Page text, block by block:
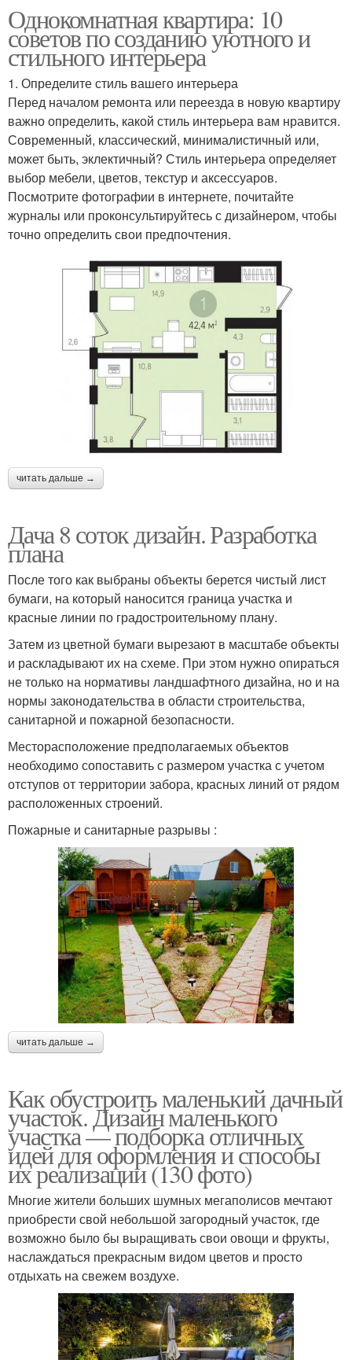
Однокомнатная квартира: 10
советов по созданию уютного и
стильного интерьера
1. Определите стиль вашего интерьера
Перед началом ремонта или переезда в новую квартиру
важно определить, какой стиль интерьера вам нравится.
Современный, классический, минималистичный или,
может быть, эклектичный? Стиль интерьера определяет
выбор мебели, цветов, текстур и аксессуаров.
Посмотрите фотографии в интернете, почитайте
журналы или проконсультируйтесь с дизайнером, чтобы
точно определить свои предпочтения.
читать дальше →
Дача 8 соток дизайн. Разработка
плана
После того как выбраны объекты берется чистый лист
бумаги, на который наносится граница участка и
красные линии по градостроительному плану.
Затем из цветной бумаги вырезают в масштабе объекты
и раскладывают их на схеме. При этом нужно опираться
не только на нормативы ландшафтного дизайна, но и на
нормы законодательства в области строительства,
санитарной и пожарной безопасности.
Месторасположение предполагаемых объектов
необходимо сопоставить с размером участка с учетом
отступов от территории забора, красных линий от рядом
расположенных строений.
Пожарные и санитарные разрывы :
читать дальше →
Как обустроить маленький дачный
участок. Дизайн маленького
участка — подборка отличных
идей для оформления и способы
их реализации (130 фото)
Многие жители больших шумных мегаполисов мечтают
приобрести свой небольшой загородный участок, где
возможно было бы выращивать свои овощи и фрукты,
наслаждаться прекрасным видом цветов и просто
отдыхать на свежем воздухе.